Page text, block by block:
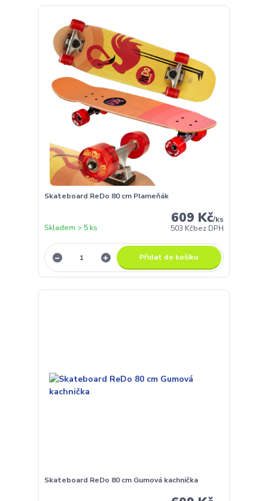
Skateboard ReDo 80 cm Plameňák
609 Kč/ks
503 Kčbez DPH
Skladem > 5 ks
Přidat do košíku
Skateboard ReDo 80 cm Gumová kachnička